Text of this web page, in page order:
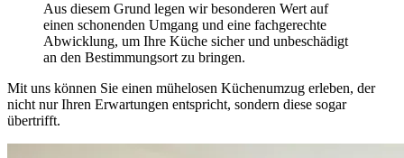
Aus diesem Grund legen wir besonderen Wert auf
einen schonenden Umgang und eine fachgerechte
Abwicklung, um Ihre Küche sicher und unbeschädigt
an den Bestimmungsort zu bringen.
Mit uns können Sie einen mühelosen Küchenumzug erleben, der
nicht nur Ihren Erwartungen entspricht, sondern diese sogar
übertrifft.